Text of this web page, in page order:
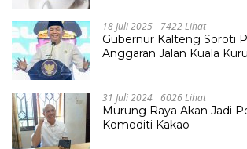
18 Juli 2025 7422 Lihat
Gubernur Kalteng Soroti
Anggaran Jalan Kuala
31 Juli 2024 6026 Lihat
Murung Raya Akan Jadi
Komoditi Kakao